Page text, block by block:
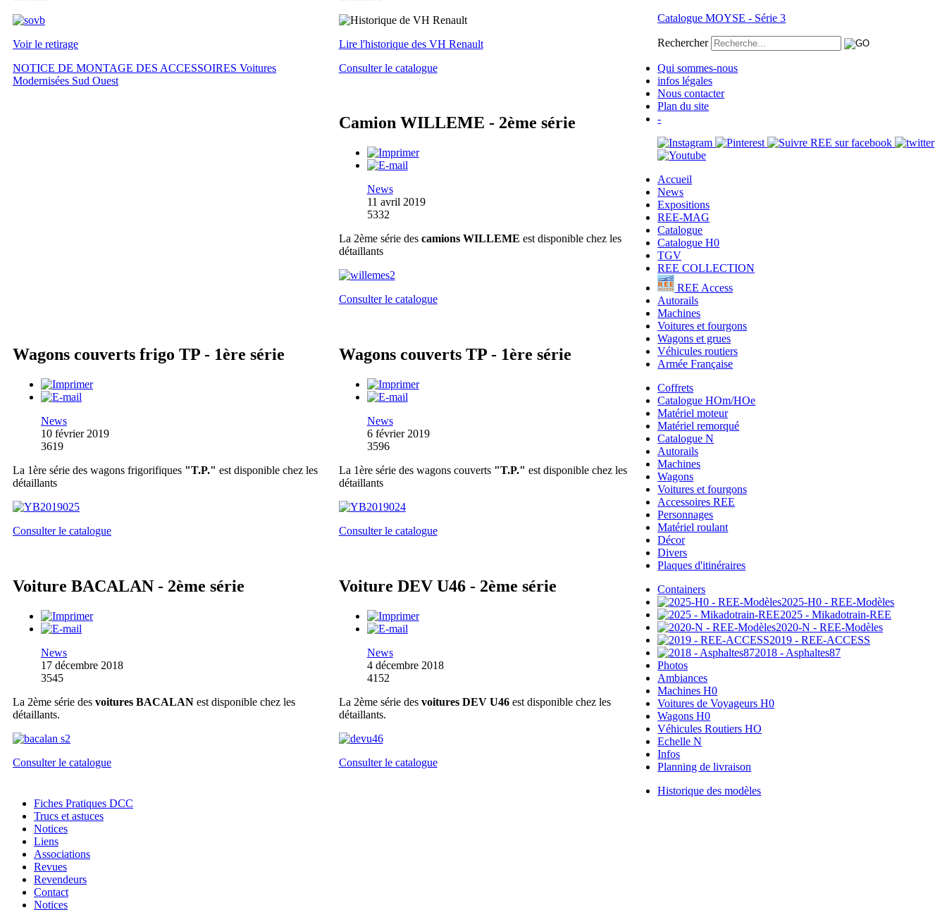
Voir le retirage
NOTICE DE MONTAGE DES ACCESSOIRES Voitures
Modernisées Sud Ouest
Lire l'historique des VH Renault
Consulter le catalogue
Camion WILLEME - 2ème série
News
11 avril 2019
5332
La 2ème série des camions WILLEME est disponible chez les
détaillants
Consulter le catalogue
Wagons couverts frigo TP - 1ère série
News
10 février 2019
3619
La 1ère série des wagons frigorifiques "T.P." est disponible chez les
détaillants
Consulter le catalogue
Wagons couverts TP - 1ère série
News
6 février 2019
3596
La 1ère série des wagons couverts "T.P." est disponible chez les
détaillants
Consulter le catalogue
Voiture BACALAN - 2ème série
News
17 décembre 2018
3545
La 2ème série des voitures BACALAN est disponible chez les
détaillants.
Consulter le catalogue
Voiture DEV U46 - 2ème série
News
4 décembre 2018
4152
La 2ème série des voitures DEV U46est disponible chez les
détaillants.
Consulter le catalogue
Catalogue MOYSE - Série 3
Rechercher
Qui sommes-nous
infos légales
Nous contacter
Plan du site
-
Accueil
News
Expositions
REE-MAG
Catalogue
Catalogue H0
TGV
REE COLLECTION
REE Access
Autorails
Machines
Voitures et fourgons
Wagons et grues
Véhicules routiers
Armée Française
Coffrets
Catalogue HOm/HOe
Matériel moteur
Matériel remorqué
Catalogue N
Autorails
Machines
Wagons
Voitures et fourgons
Accessoires REE
Personnages
Matériel roulant
Décor
Divers
Plaques d'itinéraires
Containers
2025-H0 - REE-Modèles
2025 - Mikadotrain-REE
2020-N - REE-Modèles
2019 - REE-ACCESS
2018 - Asphaltes87
Photos
Ambiances
Machines H0
Voitures de Voyageurs H0
Wagons H0
Véhicules Routiers HO
Echelle N
Infos
Planning de livraison
Historique des modèles
Fiches Pratiques DCC
Trucs et astuces
Notices
Liens
Associations
Revues
Revendeurs
Contact
Notices